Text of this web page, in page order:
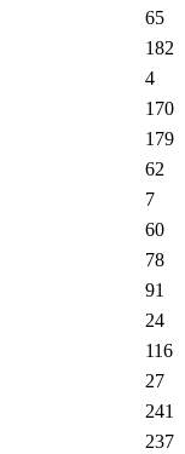
65
182
4
170
179
62
7
60
78
91
24
116
27
241
237